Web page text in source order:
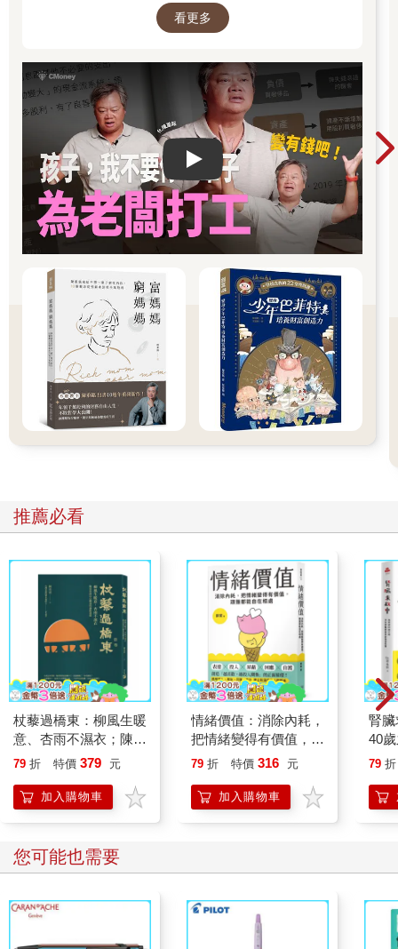
看更多
Play video
推薦必看
杖藜過橋東：柳風生暖
意、杏雨不濕衣；陳亮
恭談以心轉境的適齡漫
79 折 特價 379 元
加入購物車
情緒價值：消除內耗，
把情緒變得有價值，跟
誰都能自在相處
79 折 特價 316 元
加入購物車
腎
40
就
79 折
您可能也需要